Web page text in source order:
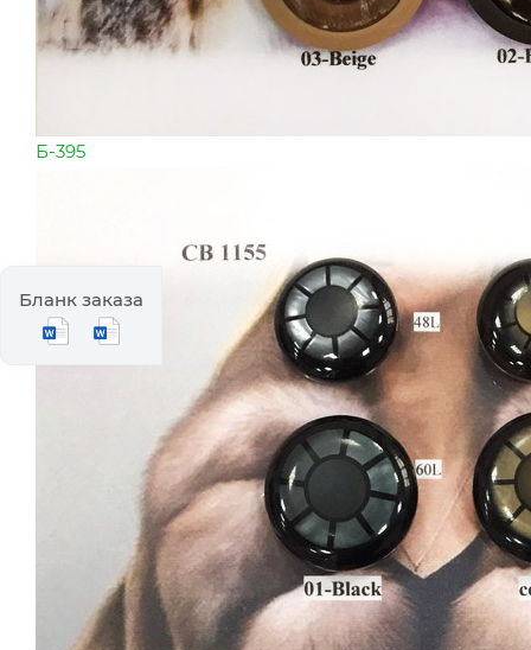
Б-395
Бланк заказа